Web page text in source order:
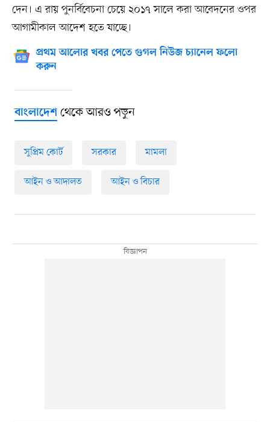
দেন। এ রায় পুনর্বিবেচনা চেয়ে ২০১৭ সালে করা আবেদনের ওপর
আগামীকাল আদেশ হতে যাচ্ছে।
প্রথম আলোর খবর পেতে গুগল নিউজ চ্যানেল ফলো
করুন
বাংলাদেশথেকে আরও পড়ুন
সুপ্রিম কোর্ট সরকার মামলা
আইন ও আদালত আইন ও বিচার